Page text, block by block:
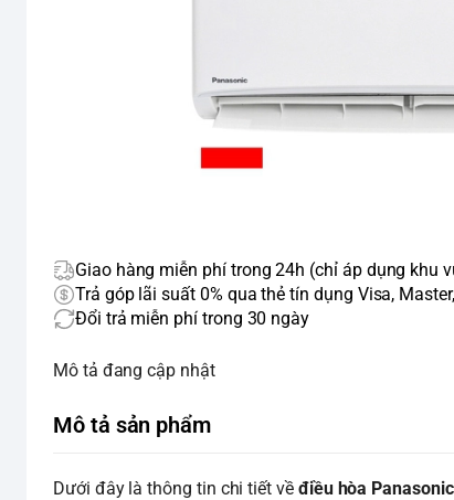
Giao hàng miễn phí trong 24h (chỉ áp dụng khu
Trả góp lãi suất 0% qua thẻ tín dụng Visa,
Đổi trả miễn phí trong 30 ngày
Mô tả đang cập nhật
Mô tả sản phẩm
Dưới đây là thông tin chi tiết về điều hòa